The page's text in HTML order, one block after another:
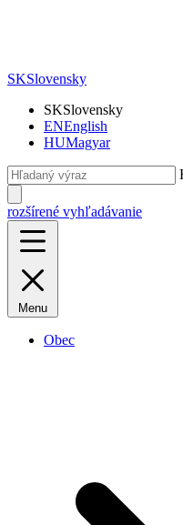
SKSlovensky
SKSlovensky
ENEnglish
HUMagyar
rozšírené vyhľadávanie
Menu
Obec